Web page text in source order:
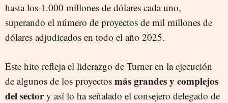
hasta los 1.000 millones de dólares cada uno,
superando el número de proyectos de mil millones de
dólares adjudicados en todo el año 2025.
Este hito refleja el liderazgo de Turner en la ejecución
de algunos de los proyectos más grandes y complejos
del sectory así lo ha señalado el consejero delegado de